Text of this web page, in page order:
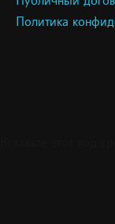
Политика